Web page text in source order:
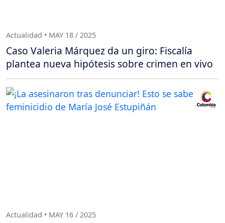
Actualidad • MAY 18 / 2025
Caso Valeria Márquez da un giro: Fiscalía
plantea nueva hipótesis sobre crimen en vivo
Actualidad • MAY 16 / 2025